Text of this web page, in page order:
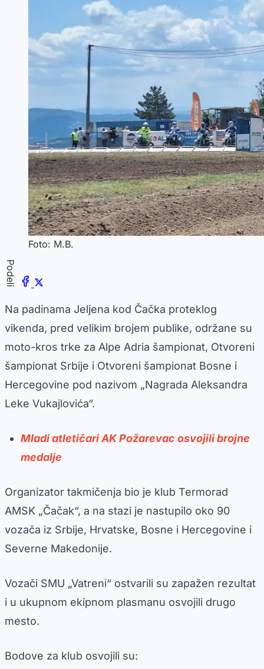
Foto: M.B.
Podeli
Na padinama Jeljena kod Čačka proteklog
vikenda, pred velikim brojem publike, održane su
moto-kros trke za Alpe Adria šampionat, Otvoreni
šampionat Srbije i Otvoreni šampionat Bosne i
Hercegovine pod nazivom „Nagrada Aleksandra
Leke Vukajlovića“.
Mladi atletičari AK Požarevac osvojili brojne
medalje
Organizator takmičenja bio je klub Termorad
AMSK „Čačak“, a na stazi je nastupilo oko 90
vozača iz Srbije, Hrvatske, Bosne i Hercegovine i
Severne Makedonije.
Vozači SMU „Vatreni“ ostvarili su zapažen rezultat
i u ukupnom ekipnom plasmanu osvojili drugo
mesto.
Bodove za klub osvojili su: